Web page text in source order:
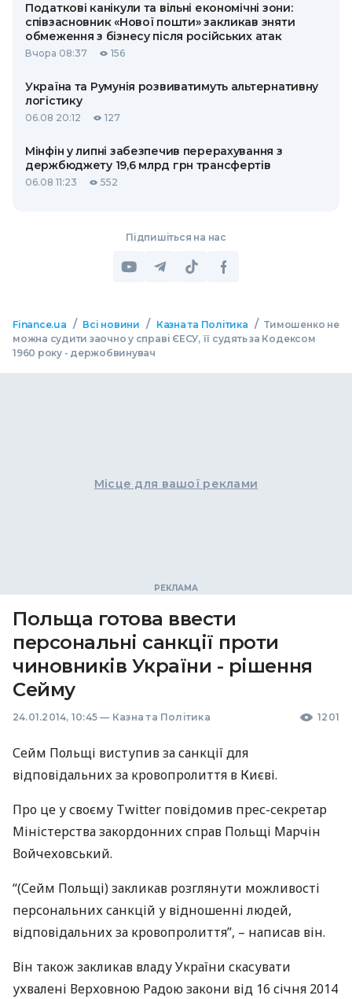
Податкові канікули та вільні економічні зони:
співзасновник «Нової пошти» закликав зняти
обмеження з бізнесу після російських атак
Вчора 08:37 156
Україна та Румунія розвиватимуть альтернативну
логістику
06.08 20:12 127
Мінфін у липні забезпечив перерахування з
держбюджету 19,6 млрд грн трансфертів
06.08 11:23 552
Підпишіться на нас
Finance.ua / Всі новини / Казна та Політика / Тимошенко не
можна судити заочно у справі ЄЕСУ, її судять за Кодексом
1960 року - держобвинувач
Місце для вашої реклами
Польща готова ввести
персональні санкції проти
чиновників України - рішення
Сейму
24.01.2014, 10:45 — Казна та Політика 1201
Сейм Польщі виступив за санкції для
відповідальних за кровопролиття в Києві.
Про це у своєму Twitter повідомив прес-секретар
Міністерства закордонних справ Польщі Марчін
Войчеховський.
“(Сейм Польщі) закликав розглянути можливості
персональних санкцій у відношенні людей,
відповідальних за кровопролиття”, – написав він.
Він також закликав владу України скасувати
ухвалені Верховною Радою закони від 16 січня 2014